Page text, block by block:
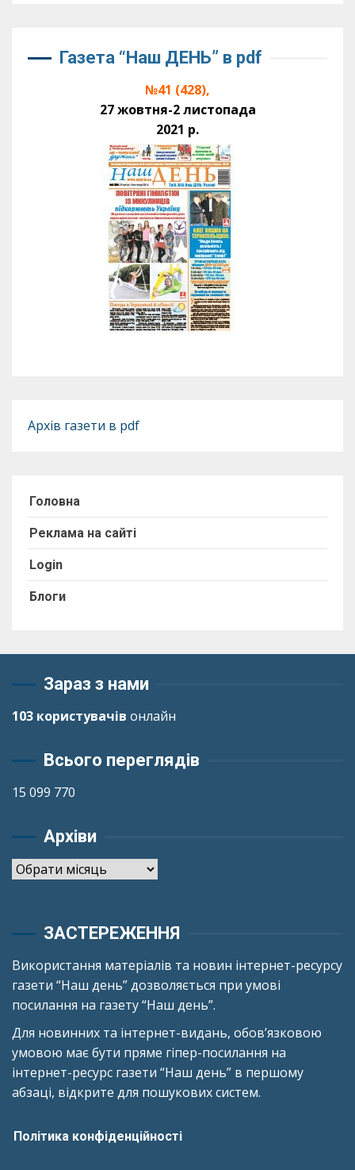
Газета “Наш ДЕНЬ” в pdf
№41 (428),
27 жовтня-2 листопада
2021 р.
Архів газети в pdf
Головна
Реклама на сайті
Login
Блоги
Зараз з нами
103 користувачів онлайн
Всього переглядів
15 099 770
Архіви
Архіви
ЗАСТЕРЕЖЕННЯ
Використання матеріалів та новин інтернет-ресурсу
газети “Наш день” дозволяється при умові
посилання на газету “Наш день”.
Для новинних та інтернет-видань, обов’язковою
умовою має бути пряме гіпер-посилання на
інтернет-ресурс газети “Наш день” в першому
абзаці, відкрите для пошукових систем.
Політика конфіденційності